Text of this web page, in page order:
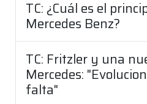
TC: ¿Cuál es el
Mercedes Benz?
TC: Fritzler y una
Mercedes:
falta"